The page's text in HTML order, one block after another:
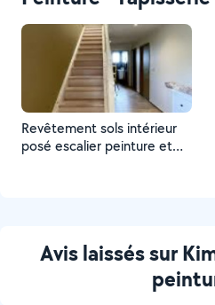
Revêtement sols intérieur
posé escalier peinture et
Avis laissés sur